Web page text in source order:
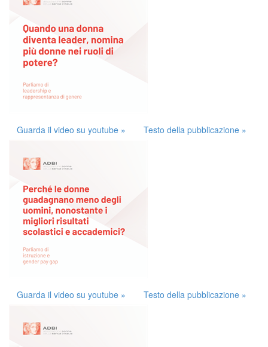
Guarda il video su youtube » Testo della pubblicazione »
Guarda il video su youtube » Testo della pubblicazione »